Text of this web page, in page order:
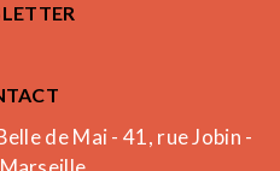
de Mai - 41, rue Jobin -